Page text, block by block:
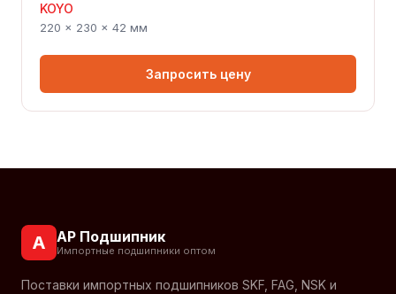
KOYO
220 × 230 × 42 мм
Запросить цену
А АР Подшипник
Импортные подшипники оптом
Поставки импортных подшипников SKF, FAG, NSK и